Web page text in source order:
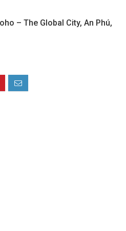
– The Global City, An Phú,